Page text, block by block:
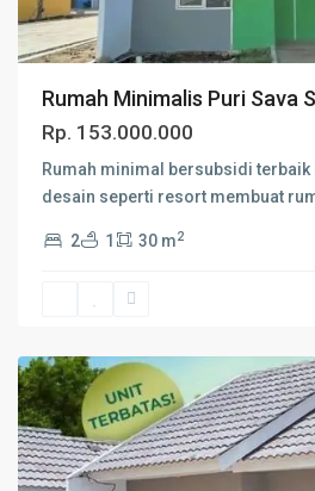
Rumah Minimalis Puri Sava
Rp. 153.000.000
Rumah minimal bersubsidi terbaik
desain seperti resort membuat
2 1 30 m2